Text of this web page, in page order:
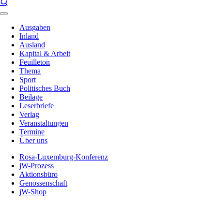
Ausgaben
Inland
Ausland
Kapital & Arbeit
Feuilleton
Thema
Sport
Politisches Buch
Beilage
Leserbriefe
Verlag
Veranstaltungen
Termine
Über uns
Rosa-Luxemburg-Konferenz
jW-Prozess
Aktionsbüro
Genossenschaft
jW-Shop